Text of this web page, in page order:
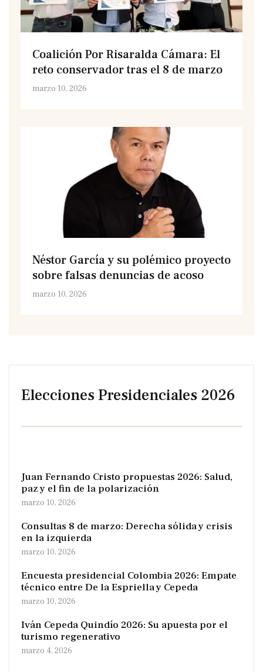
Coalición Por Risaralda Cámara: El
reto conservador tras el 8 de marzo
marzo 10, 2026
Néstor García y su polémico proyecto
sobre falsas denuncias de acoso
marzo 10, 2026
Elecciones Presidenciales 2026
Juan Fernando Cristo propuestas 2026: Salud,
paz y el fin de la polarización
marzo 10, 2026
Consultas 8 de marzo: Derecha sólida y crisis
en la izquierda
marzo 10, 2026
Encuesta presidencial Colombia 2026: Empate
técnico entre De la Espriella y Cepeda
marzo 10, 2026
Iván Cepeda Quindío 2026: Su apuesta por el
turismo regenerativo
marzo 4, 2026